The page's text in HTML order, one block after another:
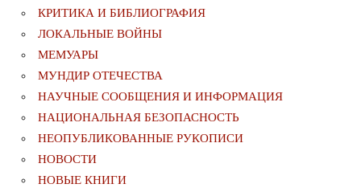
КРИТИКА И БИБЛИОГРАФИЯ
ЛОКАЛЬНЫЕ ВОЙНЫ
МЕМУАРЫ
МУНДИР ОТЕЧЕСТВА
НАУЧНЫЕ СООБЩЕНИЯ И ИНФОРМАЦИЯ
НАЦИОНАЛЬНАЯ БЕЗОПАСНОСТЬ
НЕОПУБЛИКОВАННЫЕ РУКОПИСИ
НОВОСТИ
НОВЫЕ КНИГИ